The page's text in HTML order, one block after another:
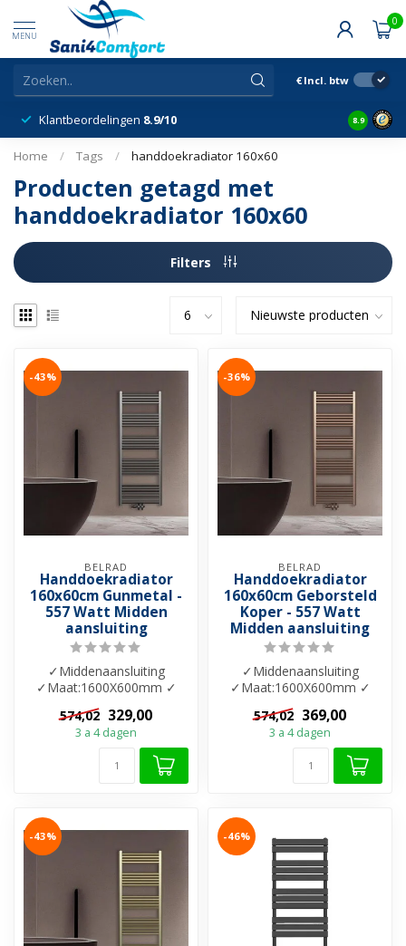
MENU
0
€ Incl. btw
Klantbeordelingen 8.9/10 8.9
Home / Tags / handdoekradiator 160x60
Producten getagd met
handdoekradiator 160x60
Filters
-43%
BELRAD
Handdoekradiator
160x60cm Gunmetal -
557 Watt Midden
aansluiting
✓Middenaansluiting
✓Maat:1600X600mm ✓
Kleuren: Gunmetal ✓
Vermogen:557 W ✓Netto...
574,02 329,00
3 a 4 dagen
-36%
BELRAD
Handdoekradiator
160x60cm Geborsteld
Koper - 557 Watt
Midden aansluiting
✓Middenaansluiting
✓Maat:1600X600mm ✓
Kleuren: Geborsteld Koper
✓ Vermogen: 557...
574,02 369,00
3 a 4 dagen
-43% -46%